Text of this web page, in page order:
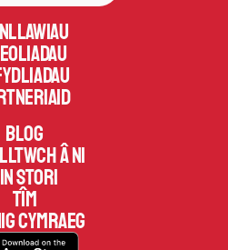
Blog
â ni
Stori
Tîm
Cymraeg